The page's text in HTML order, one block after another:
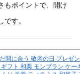
もポイントで、開け
す。
間に合う 敬老の日 プレゼ
ギフト 和栗 モンブラン ケー